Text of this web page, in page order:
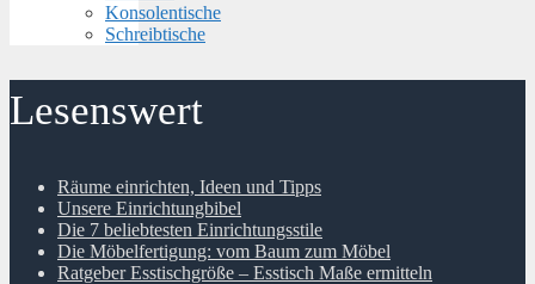
Konsolentische
Schreibtische
Lesenswert
Räume einrichten, Ideen und Tipps
Unsere Einrichtungbibel
Die 7 beliebtesten Einrichtungsstile
Die Möbelfertigung: vom Baum zum Möbel
Ratgeber Esstischgröße – Esstisch Maße ermitteln